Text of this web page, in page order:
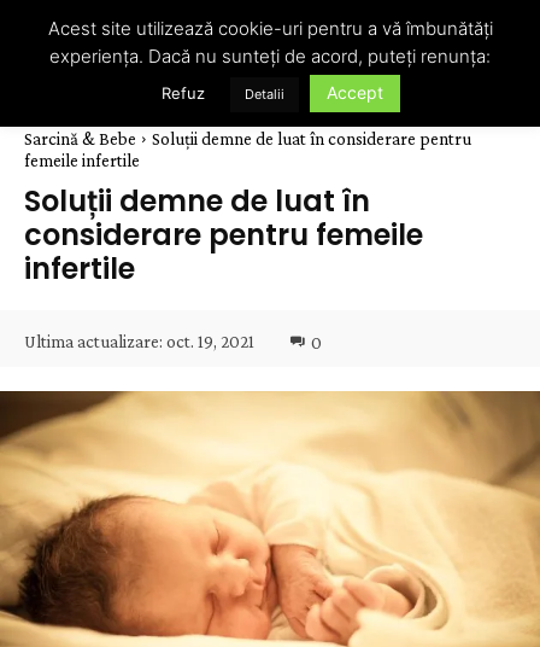
Sarcină & Bebe
Soluții demne de luat în considerare pentru
femeile infertile
Soluții demne de luat în
considerare pentru femeile
infertile
Ultima actualizare: oct. 19, 2021 0
Acest site utilizează cookie-uri pentru a vă îmbunătăți
experiența. Dacă nu sunteți de acord, puteți renunța:
Refuz Detalii Accept